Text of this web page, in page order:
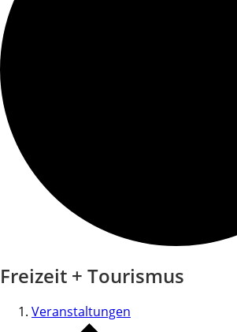
Freizeit + Tourismus
Veranstaltungen